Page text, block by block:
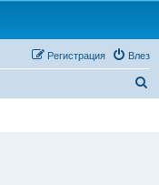
Влез
Регистрация